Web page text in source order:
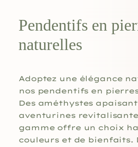
Pendentifs en
naturelles
Adoptez une élégance
nos pendentifs en
Des améthystes
aventurines
gamme offre un choix
couleurs et de bienfaits.